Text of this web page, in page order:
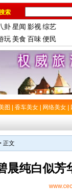
索
卦星闻 影视综艺
玩 美食 百味便民
图 香车美女 网络美女
正文
晨纯白似芳